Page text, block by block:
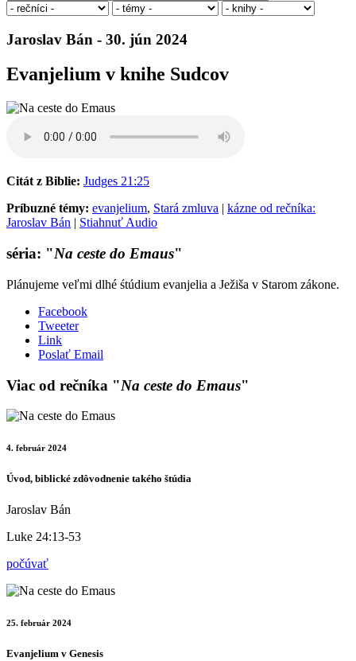
Jaroslav Bán - 30. jún 2024
Evanjelium v knihe Sudcov
Citát z Biblie: Judges 21:25
Príbuzné témy: evanjelium, Stará zmluva | kázne od rečníka:
Jaroslav Bán | Stiahnuť Audio
séria: "Na ceste do Emaus"
Plánujeme veľmi dlhé śtúdium evanjelia a Ježiša v Starom zákone.
Facebook
Tweeter
Link
Poslať Email
Viac od rečníka "Na ceste do Emaus"
4. február 2024
Úvod, biblické zdôvodnenie takého štúdia
Jaroslav Bán
Luke 24:13-53
počúvať
25. február 2024
Evanjelium v Genesis